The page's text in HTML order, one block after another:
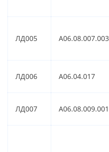
ЛД005 A06.08.007.003
ЛД006 A06.04.017
ЛД007 A06.08.009.001